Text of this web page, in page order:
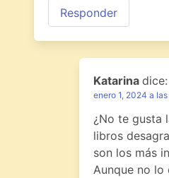
Responder
Katarina dice:
enero 1, 2024 a
¿No te gusta
libros
son los más
Aunque no lo